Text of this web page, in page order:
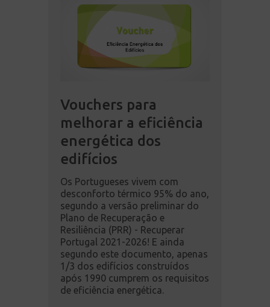
Vouchers para
melhorar a eficiência
energética dos
edifícios
Os Portugueses vivem com
desconforto térmico 95% do ano,
segundo a versão preliminar do
Plano de Recuperação e
Resiliência (PRR) - Recuperar
Portugal 2021-2026! E ainda
segundo este documento, apenas
1/3 dos edifícios construídos
após 1990 cumprem os requisitos
de eficiência energética.